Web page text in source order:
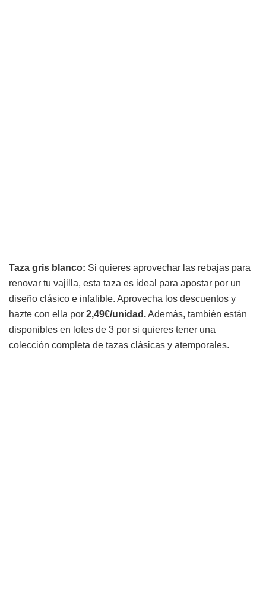
Taza gris blanco: Si quieres aprovechar las rebajas para
renovar tu vajilla, esta taza es ideal para apostar por un
diseño clásico e infalible. Aprovecha los descuentos y
hazte con ella por 2,49€/unidad.Además, también están
disponibles en lotes de 3 por si quieres tener una
colección completa de tazas clásicas y atemporales.